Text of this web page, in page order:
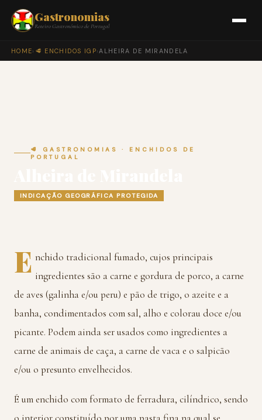
Gastronomias
Roteiro Gastronómico de Portugal
HOME› 🥩 ENCHIDOS IGP› ALHEIRA DE MIRANDELA
🥩 GASTRONOMIAS · ENCHIDOS DE
PORTUGAL
INDICAÇÃO GEOGRÁFICA PROTEGIDA
E nchido tradicional fumado, cujos principais
ingredientes são a carne e gordura de porco, a carne
de aves (galinha e/ou peru) e pão de trigo, o azeite e a
banha, condimentados com sal, alho e colorau doce e/ou
picante. Podem ainda ser usados como ingredientes a
carne de animais de caça, a carne de vaca e o salpicão
e/ou o presunto envelhecidos.
É um enchido com formato de ferradura, cilíndrico, sendo